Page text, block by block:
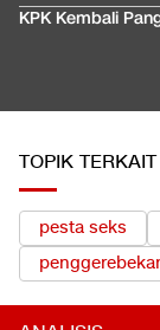
KPK Kembali
TOPIK TERKAIT
pesta seks